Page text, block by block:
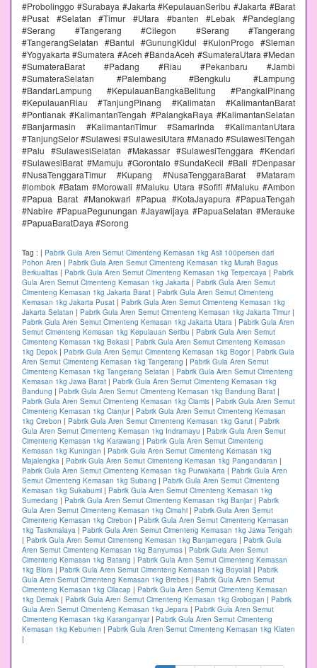
#Probolinggo #Surabaya #Jakarta #KepulauanSeribu #Jakarta #Barat
#Pusat #Selatan #Timur #Utara #banten #Lebak #Pandeglang
#Serang #Tangerang #Cilegon #Serang #Tangerang
#TangerangSelatan #Bantul #GunungKidul #KulonProgo #Sleman
#Yogyakarta #Sumatera #Aceh #BandaAceh #SumateraUtara #Medan
#SumateraBarat #Padang #Riau #Pekanbaru #Jambi
#SumateraSelatan #Palembang #Bengkulu #Lampung
#BandarLampung #KepulauanBangkaBelitung #PangkalPinang
#KepulauanRiau #TanjungPinang #Kalimatan #KalimantanBarat
#Pontianak #KalimantanTengah #PalangkaRaya #KalimantanSelatan
#Banjarmasin #KalimantanTimur #Samarinda #KalimantanUtara
#TanjungSelor #Sulawesi #SulawesiUtara #Manado #SulawesiTengah
#Palu #SulawesiSelatan #Makassar #SulawesiTenggara #Kendari
#SulawesiBarat #Mamuju #Gorontalo #SundaKecil #Bali #Denpasar
#NusaTenggaraTimur #Kupang #NusaTenggaraBarat #Mataram
#lombok #Batam #Morowali #Maluku Utara #Sofifi #Maluku #Ambon
#Papua Barat #Manokwari #Papua #KotaJayapura #PapuaTengah
#Nabire #PapuaPegunungan #Jayawijaya #PapuaSelatan #Merauke
#PapuaBaratDaya #Sorong
Tag : | Pabrik Gula Aren Semut Cimenteng Kemasan 1kg Asli 100persen dari
Pohon Aren | Pabrik Gula Aren Semut Cimenteng Kemasan 1kg Murah Bagus
Berkualitas | Pabrik Gula Aren Semut Cimenteng Kemasan 1kg Terpercaya | Pabrik
Gula Aren Semut Cimenteng Kemasan 1kg Jakarta | Pabrik Gula Aren Semut
Cimenteng Kemasan 1kg Jakarta Barat | Pabrik Gula Aren Semut Cimenteng
Kemasan 1kg Jakarta Pusat | Pabrik Gula Aren Semut Cimenteng Kemasan 1kg
Jakarta Selatan | Pabrik Gula Aren Semut Cimenteng Kemasan 1kg Jakarta Timur|
Pabrik Gula Aren Semut Cimenteng Kemasan 1kg Jakarta Utara | Pabrik Gula Aren
Semut Cimenteng Kemasan 1kg Kepulauan Seribu | Pabrik Gula Aren Semut
Cimenteng Kemasan 1kg Bekasi | Pabrik Gula Aren Semut Cimenteng Kemasan
1kg Depok | Pabrik Gula Aren Semut Cimenteng Kemasan 1kg Bogor| Pabrik Gula
Aren Semut Cimenteng Kemasan 1kg Tangerang | Pabrik Gula Aren Semut
Cimenteng Kemasan 1kg Tangerang Selatan | Pabrik Gula Aren Semut Cimenteng
Kemasan 1kg Jawa Barat | Pabrik Gula Aren Semut Cimenteng Kemasan 1kg
Bandung | Pabrik Gula Aren Semut Cimenteng Kemasan 1kg Bandung Barat |
Pabrik Gula Aren Semut Cimenteng Kemasan 1kg Ciamis | Pabrik Gula Aren Semut
Cimenteng Kemasan 1kg Cianjur| Pabrik Gula Aren Semut Cimenteng Kemasan
1kg Cirebon | Pabrik Gula Aren Semut Cimenteng Kemasan 1kg Garut | Pabrik
Gula Aren Semut Cimenteng Kemasan 1kg Indramayu | Pabrik Gula Aren Semut
Cimenteng Kemasan 1kg Karawang | Pabrik Gula Aren Semut Cimenteng
Kemasan 1kg Kuningan | Pabrik Gula Aren Semut Cimenteng Kemasan 1kg
Majalengka | Pabrik Gula Aren Semut Cimenteng Kemasan 1kg Pangandaran |
Pabrik Gula Aren Semut Cimenteng Kemasan 1kg Purwakarta | Pabrik Gula Aren
Semut Cimenteng Kemasan 1kg Subang | Pabrik Gula Aren Semut Cimenteng
Kemasan 1kg Sukabumi | Pabrik Gula Aren Semut Cimenteng Kemasan 1kg
Sumedang | Pabrik Gula Aren Semut Cimenteng Kemasan 1kg Banjar| Pabrik
Gula Aren Semut Cimenteng Kemasan 1kg Cimahi | Pabrik Gula Aren Semut
Cimenteng Kemasan 1kg Cirebon | Pabrik Gula Aren Semut Cimenteng Kemasan
1kg Tasikmalaya | Pabrik Gula Aren Semut Cimenteng Kemasan 1kg Jawa Tengah
| Pabrik Gula Aren Semut Cimenteng Kemasan 1kg Banjarnegara | Pabrik Gula
Aren Semut Cimenteng Kemasan 1kg Banyumas | Pabrik Gula Aren Semut
Cimenteng Kemasan 1kg Batang | Pabrik Gula Aren Semut Cimenteng Kemasan
1kg Blora | Pabrik Gula Aren Semut Cimenteng Kemasan 1kg Boyolali | Pabrik
Gula Aren Semut Cimenteng Kemasan 1kg Brebes | Pabrik Gula Aren Semut
Cimenteng Kemasan 1kg Cilacap | Pabrik Gula Aren Semut Cimenteng Kemasan
1kg Demak | Pabrik Gula Aren Semut Cimenteng Kemasan 1kg Grobogan | Pabrik
Gula Aren Semut Cimenteng Kemasan 1kg Jepara | Pabrik Gula Aren Semut
Cimenteng Kemasan 1kg Karanganyar| Pabrik Gula Aren Semut Cimenteng
Kemasan 1kg Kebumen | Pabrik Gula Aren Semut Cimenteng Kemasan 1kg Klaten
|